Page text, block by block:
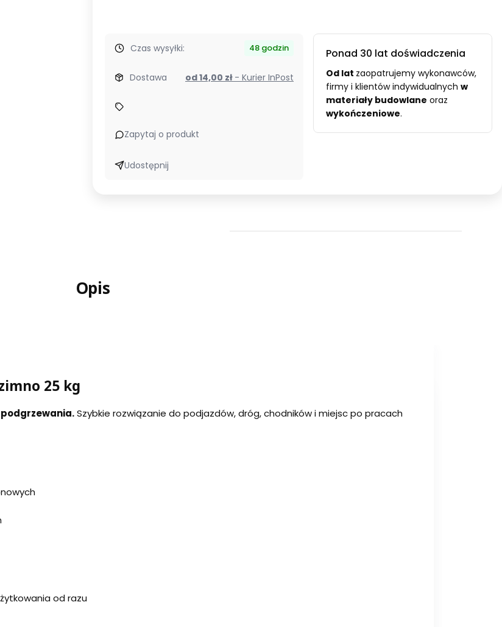
Czas wysyłki: 48 godzin
Dostawa od 14,00 zł - Kurier InPost
Zapytaj o produkt
Udostępnij
Ponad 30 lat doświadczenia
Od lat zaopatrujemy wykonawców,
firmy i klientów indywidualnych w
materiały budowlane oraz
wykończeniowe.
Opis
25 kg
Szybkie rozwiązanie do podjazdów, dróg, chodników i miejsc po pracach
od razu